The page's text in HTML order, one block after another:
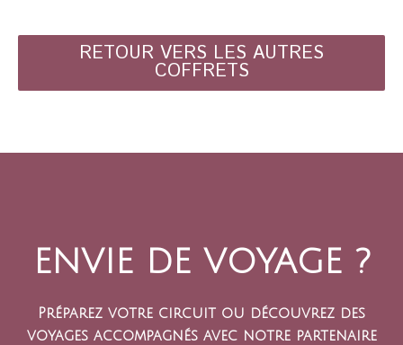
RETOUR VERS LES AUTRES
COFFRETS
ENVIE DE VOYAGE ?
Préparez votre circuit ou découvrez des
voyages accompagnés avec notre partenaire